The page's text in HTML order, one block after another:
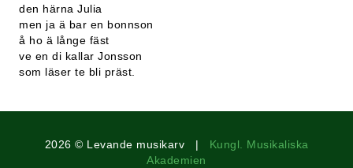
den härna Julia
men ja ä bar en bonnson
å ho ä långe fäst
ve en di kallar Jonsson
som läser te bli präst.
2026 © Levande musikarv | Kungl. Musikaliska
Akademien